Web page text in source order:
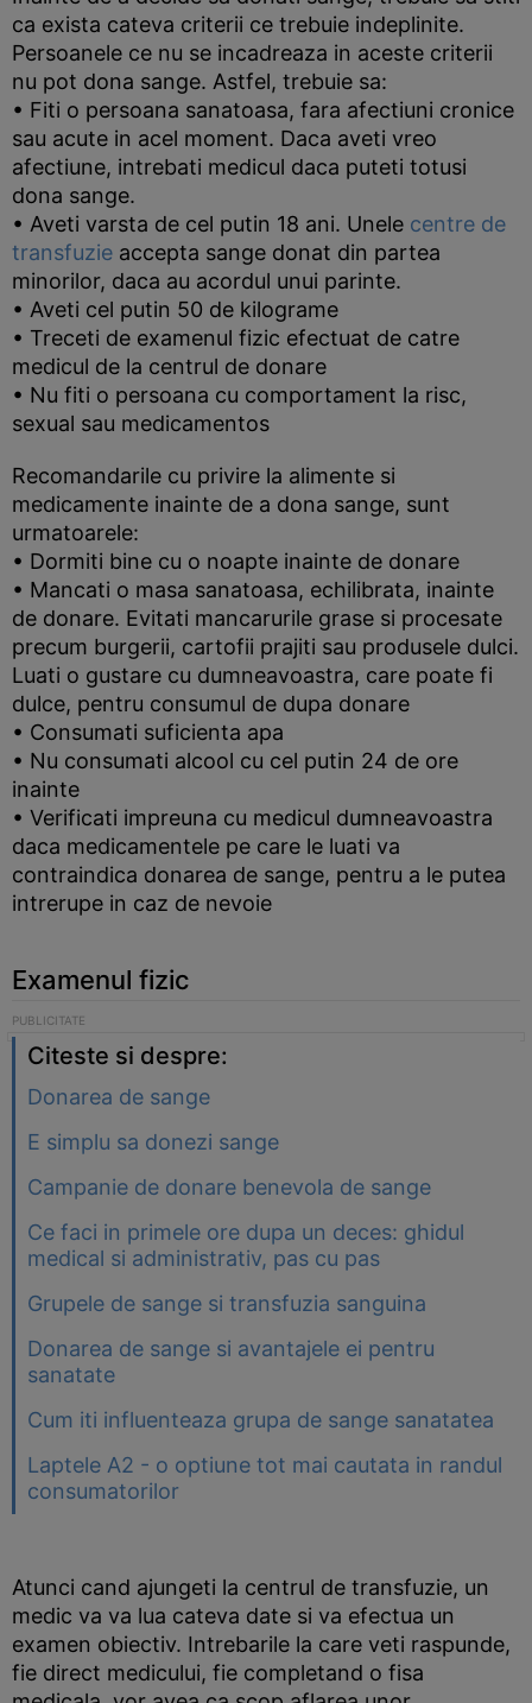
ca exista cateva criterii ce trebuie indeplinite.
Persoanele ce nu se incadreaza in aceste criterii
nu pot dona sange. Astfel, trebuie sa:
• Fiti o persoana sanatoasa, fara afectiuni cronice
sau acute in acel moment. Daca aveti vreo
afectiune, intrebati medicul daca puteti totusi
dona sange.
• Aveti varsta de cel putin 18 ani. Unele centre de
transfuzie accepta sange donat din partea
minorilor, daca au acordul unui parinte.
• Aveti cel putin 50 de kilograme
• Treceti de examenul fizic efectuat de catre
medicul de la centrul de donare
• Nu fiti o persoana cu comportament la risc,
sexual sau medicamentos
Recomandarile cu privire la alimente si
medicamente inainte de a dona sange, sunt
urmatoarele:
• Dormiti bine cu o noapte inainte de donare
• Mancati o masa sanatoasa, echilibrata, inainte
de donare. Evitati mancarurile grase si procesate
precum burgerii, cartofii prajiti sau produsele dulci.
Luati o gustare cu dumneavoastra, care poate fi
dulce, pentru consumul de dupa donare
• Consumati suficienta apa
• Nu consumati alcool cu cel putin 24 de ore
inainte
• Verificati impreuna cu medicul dumneavoastra
daca medicamentele pe care le luati va
contraindica donarea de sange, pentru a le putea
intrerupe in caz de nevoie
Examenul fizic
Citeste si despre:
Donarea de sange
E simplu sa donezi sange
Campanie de donare benevola de sange
Ce faci in primele ore dupa un deces: ghidul
medical si administrativ, pas cu pas
Grupele de sange si transfuzia sanguina
Donarea de sange si avantajele ei pentru
sanatate
Cum iti influenteaza grupa de sange sanatatea
Laptele A2 - o optiune tot mai cautata in randul
consumatorilor
Atunci cand ajungeti la centrul de transfuzie, un
medic va va lua cateva date si va efectua un
examen obiectiv. Intrebarile la care veti raspunde,
fie direct medicului, fie completand o fisa